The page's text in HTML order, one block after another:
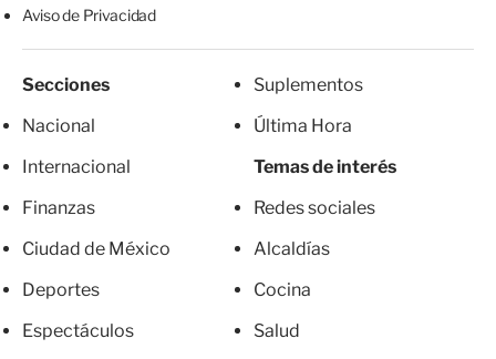
Aviso de Privacidad
Secciones
Nacional
Internacional
Finanzas
Ciudad de México
Deportes
Espectáculos
Suplementos
Última Hora
Temas de interés
Redes sociales
Alcaldías
Cocina
Salud